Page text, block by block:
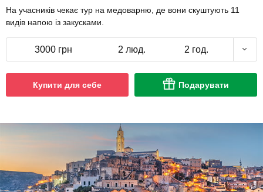
На учасників чекає тур на медоварню, де вони скуштують 11
видів напою із закусками.
3000 грн 2 люд. 2 год.
Купити для себе Подарувати